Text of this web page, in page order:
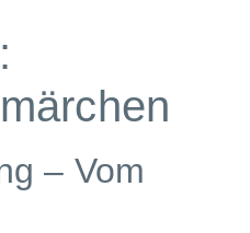
– Vom